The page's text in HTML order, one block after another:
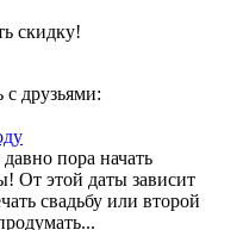
скидку!
с друзьями:
пора начать
От этой даты зависит
свадьбу или второй